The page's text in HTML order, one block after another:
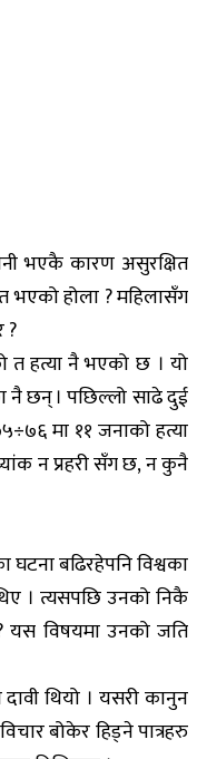
भएकै कारण असुरक्षित
भएको होला ? महिलासँग
?
त हत्या नै भएको छ । यो
नै छन् । पछिल्लो साढे दुई
मा ११ जनाको हत्या
न प्रहरी सँग छ, न कुनै
बढिरहेपनि विश्वका
। त्यसपछि उनको निकै
यस विषयमा उनको जति
थियो । यसरी कानुन
बोकेर हिड्ने पात्रहरु